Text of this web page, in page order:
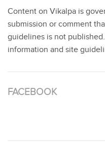
Content on Vikalpa is
submission or comment
guidelines is not
information and site
FACEBOOK